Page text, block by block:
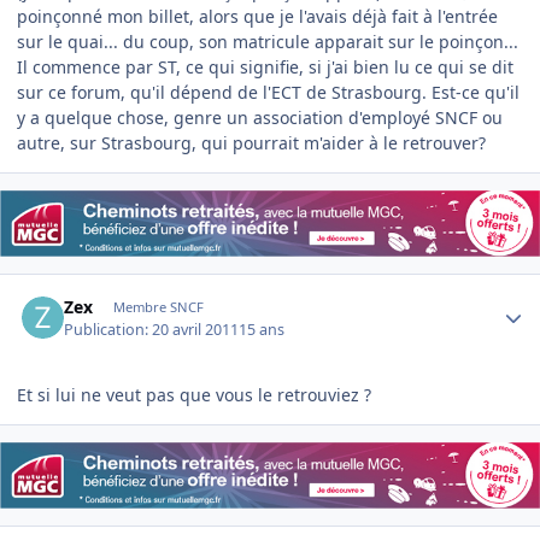
poinçonné mon billet, alors que je l'avais déjà fait à l'entrée
sur le quai... du coup, son matricule apparait sur le poinçon...
Il commence par ST, ce qui signifie, si j'ai bien lu ce qui se dit
sur ce forum, qu'il dépend de l'ECT de Strasbourg. Est-ce qu'il
y a quelque chose, genre un association d'employé SNCF ou
autre, sur Strasbourg, qui pourrait m'aider à le retrouver?
Zex Membre SNCF
Publication:20 avril 201115 ans
Et si lui ne veut pas que vous le retrouviez ?